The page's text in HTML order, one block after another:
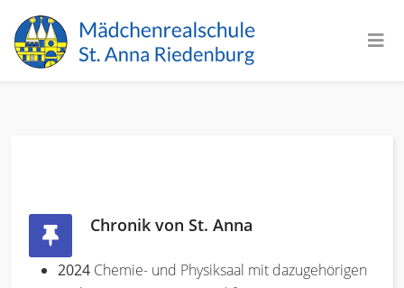
Chronik von St. Anna
2024 Chemie- und Physiksaal mit dazugehörigen